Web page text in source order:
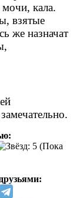
кала.
взятые
же назначат
(Пока